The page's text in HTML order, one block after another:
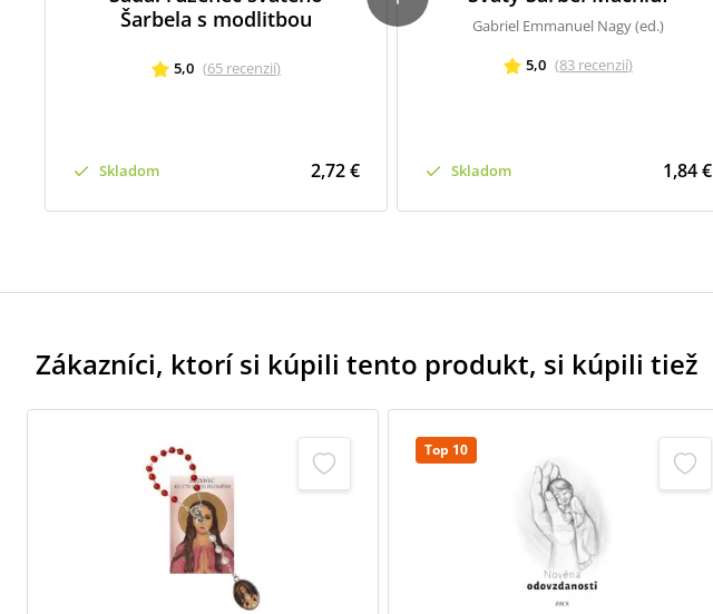
Šarbela s modlitbou
5,0 (65 recenzií)
Skladom 2,72 €
Gabriel Emmanuel Nagy (ed.)
5,0 (83 recenzií)
Skladom 1,84 €
Zákazníci, ktorí si kúpili tento produkt, si kúpili tiež
Top 10